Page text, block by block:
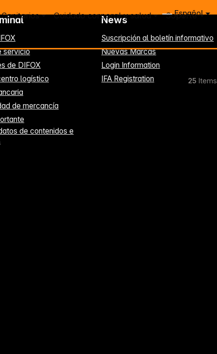
Español
Sanitarios Cuidado corporal y salud Soporte
25 Items
servicio
de DIFOX
logístico
de mercancía
de contenidos e
News
Suscripción al boletín informativo
Nuevas Marcas
Login Information
IFA Registration